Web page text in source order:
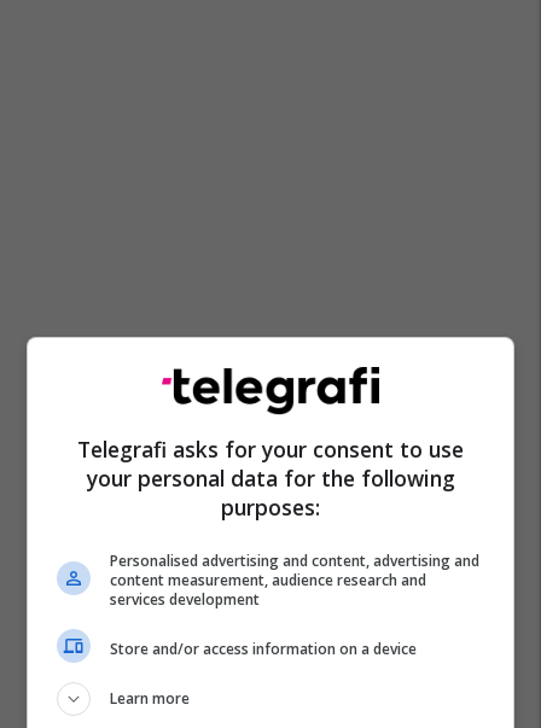
Telegrafi asks for your consent to use
your personal data for the following
purposes:
Personalised advertising and content, advertising and
content measurement, audience research and
services development
Store and/or access information on a device
Learn more